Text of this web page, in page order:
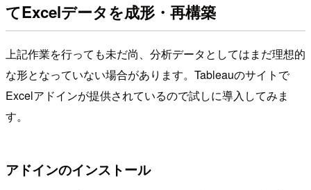
てExcelデータを成形・再構築
上記作業を行っても未だ尚、分析データとしてはまだ理想的
な形となっていない場合があります。Tableauのサイトで
Excelアドインが提供されているので試しに導入してみま
す。
アドインのインストール